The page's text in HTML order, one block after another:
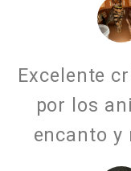
Excelente
por los
encanto y